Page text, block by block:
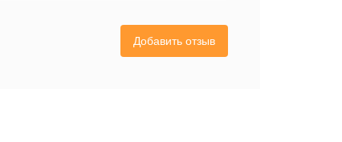
Добавить отзыв